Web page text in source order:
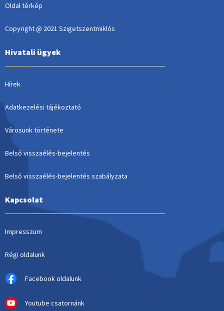
Oldal térkép
Copyright @ 2021 Szigetszentmiklós
Hivatali ügyek
Hírek
Adatkezelési tájékoztató
Városunk története
Belső visszaélés-bejelentés
Belső visszaélés-bejelentés szabályzata
Kapcsolat
Impresszum
Régi oldalunk
Facebook oldalunk
Youtube csatornánk